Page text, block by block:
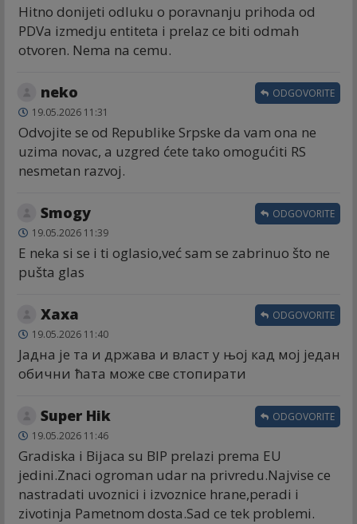
Hitno donijeti odluku o poravnanju prihoda od
PDVa izmedju entiteta i prelaz ce biti odmah
otvoren. Nema na cemu.
neko
19.05.2026 11:31
Odvojite se od Republike Srpske da vam ona ne
uzima novac, a uzgred ćete tako omogućiti RS
nesmetan razvoj.
ODGOVORITE
Smogy
19.05.2026 11:39
E neka si se i ti oglasio,već sam se zabrinuo što ne
pušta glas
ODGOVORITE
Хаха
19.05.2026 11:40
Јадна је та и држава и власт у њој кад мој један
обични ћата може све стопирати
ODGOVORITE
Super Hik
19.05.2026 11:46
Gradiska i Bijaca su BIP prelazi prema EU
jedini.Znaci ogroman udar na privredu.Najvise ce
nastradati uvoznici i izvoznice hrane,peradi i
zivotinja Pametnom dosta.Sad ce tek problemi.
ODGOVORITE